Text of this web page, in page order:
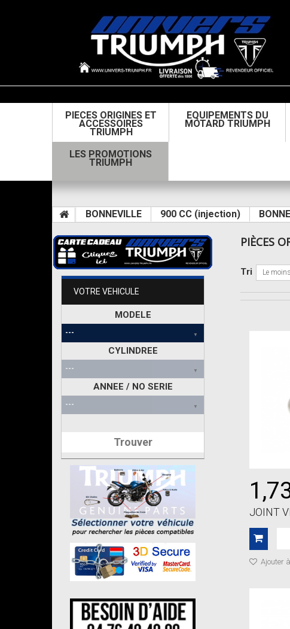
PIECES ORIGINES ET
ACCESSOIRES
TRIUMPH
EQUIPEMENTS DU
MOTARD TRIUMPH
LES PROMOTIONS
TRIUMPH
BONNEVILLE 900 CC (injection)
VOTRE VEHICULE
MODELE
CYLINDREE
ANNEE / NO SERIE
Trouver
PIÈCES
Tri Le
JOINT
Ajouter